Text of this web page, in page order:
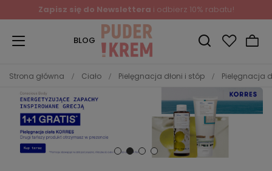
Zapisz się do Newslettera i odbierz 10% rabatu!
BLOG
Strona główna Ciało Pielęgnacja dłoni i stóp Pielęgnacja